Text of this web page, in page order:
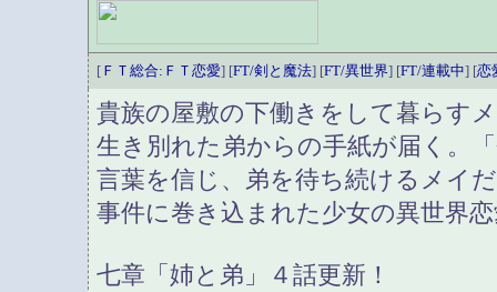
[ ＦＴ総合:ＦＴ恋愛] [FT/剣と魔法] [FT/異世界] [FT/連載中] [恋
貴族の屋敷の下働きをして暮らす
生き別れた弟からの手紙が届く。
言葉を信じ、弟を待ち続けるメイ
事件に巻き込まれた少女の異世界
七章「姉と弟」４話更新！